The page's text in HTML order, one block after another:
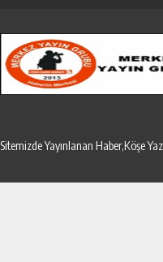
Sitemizde Yayınlanan Haber,Köşe